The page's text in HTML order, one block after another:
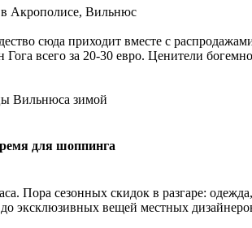
сюда приходит вместе с
всего за 20-30 евро. Ценители
для шоппинга
сезонных скидок в разгаре:
эксклюзивных вещей местных